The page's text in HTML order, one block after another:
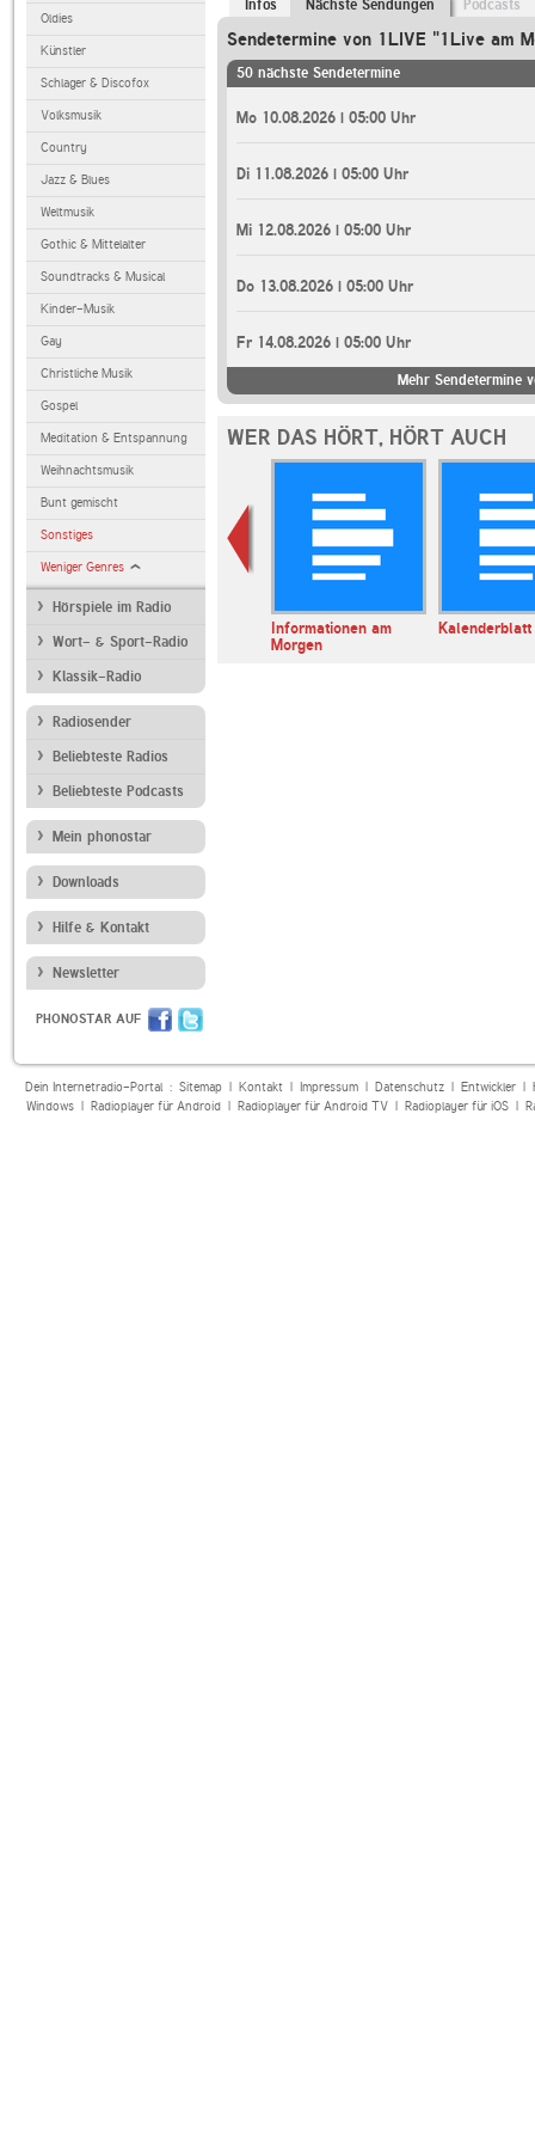
Oldies
Künstler
Schlager & Discofox
Volksmusik
Country
Jazz & Blues
Weltmusik
Gothic & Mittelalter
Soundtracks & Musical
Kinder-Musik
Gay
Christliche Musik
Gospel
Meditation & Entspannung
Weihnachtsmusik
Bunt gemischt
Sonstiges
Weniger Genres
Hörspiele im Radio
Wort- & Sport-Radio
Klassik-Radio
Radiosender
Beliebteste Radios
Beliebteste Podcasts
Mein phonostar
Downloads
Hilfe & Kontakt
Newsletter
PHONOSTAR AUF
Infos Nächste Sendungen Podcasts
Sendetermine von 1LIVE "1Live am
50 nächste Sendetermine
Mo 10.08.2026 | 05:00 Uhr
Di 11.08.2026 | 05:00 Uhr
Mi 12.08.2026 | 05:00 Uhr
Do 13.08.2026 | 05:00 Uhr
Fr 14.08.2026 | 05:00 Uhr
Mehr Sendetermine
WER DAS HÖRT, HÖRT AUCH
Jazz
Informationen am
Morgen
Kalenderblatt
Dein Internetradio-Portal : Sitemap| Kontakt| Impressum| Datenschutz| Entwickler|
Windows| Radioplayer für Android| Radioplayer für Android TV| Radioplayer für iOS|